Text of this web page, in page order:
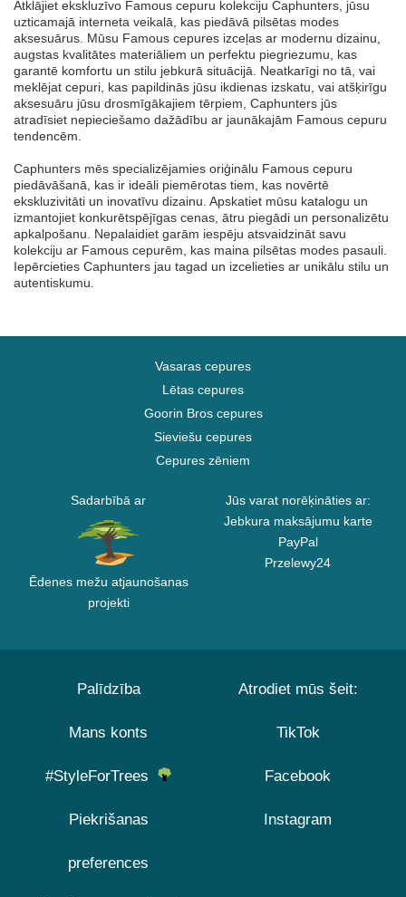
Atklājiet ekskluzīvo Famous cepuru kolekciju Caphunters, jūsu
uzticamajā interneta veikalā, kas piedāvā pilsētas modes
aksesuārus. Mūsu Famous cepures izceļas ar modernu dizainu,
augstas kvalitātes materiāliem un perfektu piegriezumu, kas
garantē komfortu un stilu jebkurā situācijā. Neatkarīgi no tā, vai
meklējat cepuri, kas papildinās jūsu ikdienas izskatu, vai atšķirīgu
aksesuāru jūsu drosmīgākajiem tērpiem, Caphunters jūs
atradīsiet nepieciešamo dažādību ar jaunākajām Famous cepuru
tendencēm.
Caphunters mēs specializējamies oriģinālu Famous cepuru
piedāvāšanā, kas ir ideāli piemērotas tiem, kas novērtē
ekskluzivitāti un inovatīvu dizainu. Apskatiet mūsu katalogu un
izmantojiet konkurētspējīgas cenas, ātru piegādi un personalizētu
apkalpošanu. Nepalaidiet garām iespēju atsvaidzināt savu
kolekciju ar Famous cepurēm, kas maina pilsētas modes pasauli.
Iepērcieties Caphunters jau tagad un izcelieties ar unikālu stilu un
autentiskumu.
Vasaras cepures
Lētas cepures
Goorin Bros cepures
Sieviešu cepures
Cepures zēniem
Sadarbībā ar
Ēdenes mežu atjaunošanas
projekti
Jūs varat norēķināties ar:
Jebkura maksājumu karte
PayPal
Przelewy24
Palīdzība
Mans konts
#StyleForTrees
Piekrišanas
preferences
Atrodiet mūs šeit:
TikTok
Facebook
Instagram